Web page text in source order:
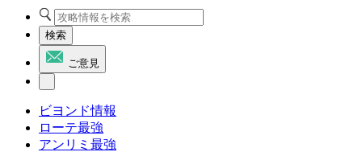
検索
ご意見
ビヨンド情報
ローテ最強
アンリミ最強